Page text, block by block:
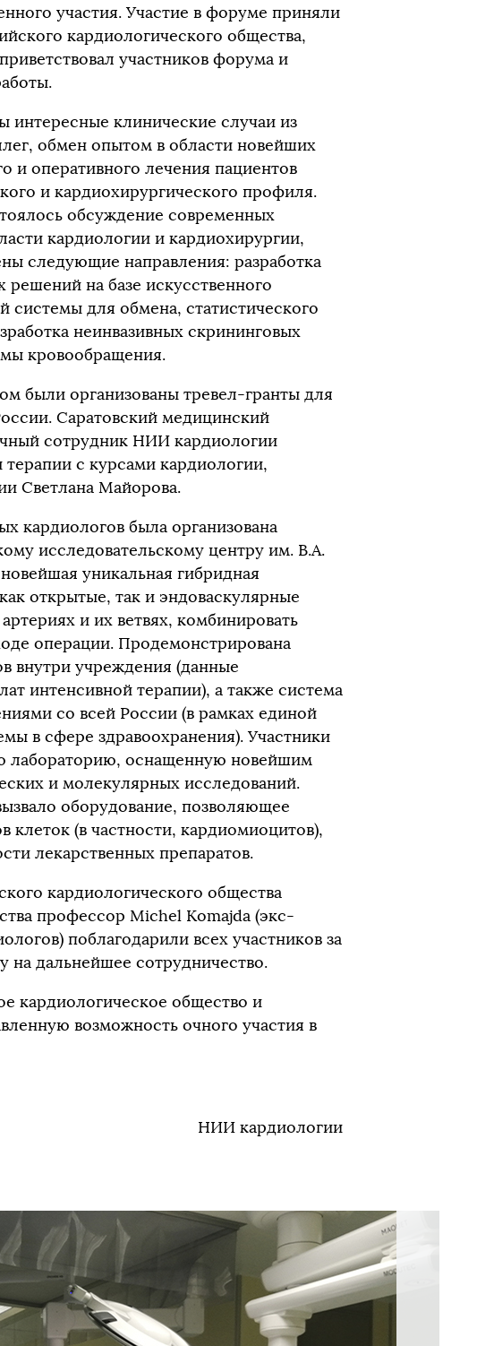
участия. Участие в форуме приняли
кардиологического общества,
участников форума и
клинические случаи из
обмен опытом в области новейших
и оперативного лечения пациентов
и кардиохирургического профиля.
обсуждение современных
кардиологии и кардиохирургии,
следующие направления: разработка
на базе искусственного
системы для обмена, статистического
неинвазивных скрининговых
кровообращения.
были организованы тревел-гранты для
Саратовский медицинский
сотрудник НИИ кардиологии
с курсами кардиологии,
Светлана Майорова.
кардиологов была организована
исследовательскому центру им. В.А.
уникальная гибридная
открытые, так и эндоваскулярные
и их ветвях, комбинировать
операции. Продемонстрирована
внутри учреждения (данные
интенсивной терапии), а также система
со всей России (в рамках единой
в сфере здравоохранения). Участники
лабораторию, оснащенную новейшим
и молекулярных исследований.
оборудование, позволяющее
клеток (в частности, кардиомиоцитов),
лекарственных препаратов.
кардиологического общества
профессор Michel Komajda (экс-
поблагодарили всех участников за
на дальнейшее сотрудничество.
кардиологическое общество и
возможность очного участия в
НИИ кардиологии